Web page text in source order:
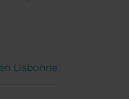
Lisbonne